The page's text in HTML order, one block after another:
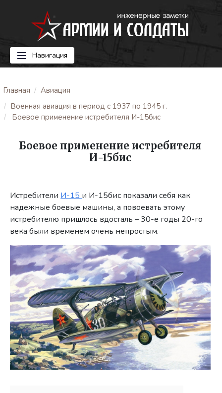
Навигация
Главная
Авиация
Военная авиация в период с 1937 по 1945 г.
Боевое применение истребителя И-15бис
Боевое применение истребителя
И-15бис
ИстребителиИ-15и И-15бис показали себя как
надежные боевые машины, а повоевать этому
истребителю пришлось вдосталь – 30-е годы 20-го
века были временем очень непростым.